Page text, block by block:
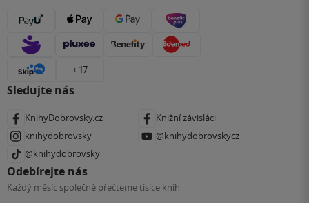
+ 17
Sledujte nás
KnihyDobrovsky.cz
Knižní závisláci
knihydobrovsky
@knihydobrovskycz
@knihydobrovsky
Odebírejte nás
Každý měsíc společně přečteme tisíce knih